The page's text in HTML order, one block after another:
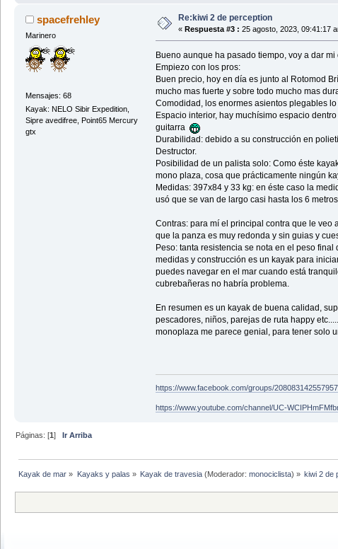
spacefrehley
Marinero
Mensajes: 68
Kayak: NELO Sibir Expedition,
Sipre avedifree, Point65 Mercury
gtx
Re:kiwi 2 de perception
« Respuesta #3 : 25 agosto, 2023, 09:41:17
Bueno aunque ha pasado tiempo, voy a dar
Empiezo con los pros:
Buen precio, hoy en día es junto al Rotomod
mucho mas fuerte y sobre todo mucho mas
Comodidad, los enormes asientos plegables
Espacio interior, hay muchísimo espacio
guitarra
Durabilidad: debido a su construcción en
Destructor.
Posibilidad de un palista solo: Como éste
mono plaza, cosa que prácticamente ningún
Medidas: 397x84 y 33 kg: en éste caso la
usó que se van de largo casi hasta los 6
Contras: para mí el principal contra que le veo
que la panza es muy redonda y sin guias y
Peso: tanta resistencia se nota en el peso
medidas y construcción es un kayak para
puedes navegar en el mar cuando está
cubrebañeras no habría problema.
En resumen es un kayak de buena calidad,
pescadores, niños, parejas de ruta happy
monoplaza me parece genial, para tener solo
https://www.facebook.com/groups/208083142557957
https://www.youtube.com/channel/UC-
Páginas: [1]Ir Arriba
Kayak de mar » Kayaks y palas » Kayak de travesia(Moderador: monociclista) » kiwi 2 de